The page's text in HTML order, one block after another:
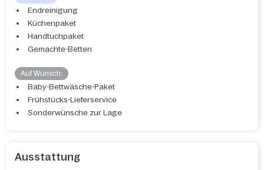
Endreinigung
Küchenpaket
Handtuchpaket
Gemachte-Betten
Auf Wunsch:
Baby-Bettwäsche-Paket
Frühstücks-Lieferservice
Sonderwünsche zur Lage
Ausstattung